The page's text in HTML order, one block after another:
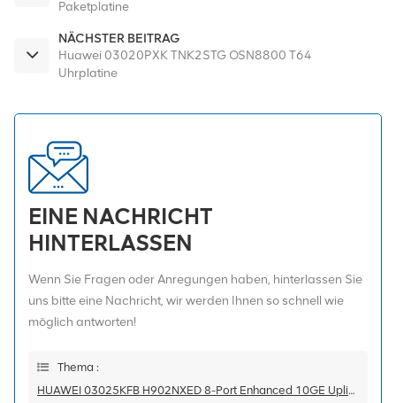
Paketplatine
NÄCHSTER BEITRAG
Huawei 03020PXK TNK2STG OSN8800 T64
Uhrplatine
EINE NACHRICHT
HINTERLASSEN
Wenn Sie Fragen oder Anregungen haben, hinterlassen Sie
uns bitte eine Nachricht, wir werden Ihnen so schnell wie
möglich antworten!
Thema :
HUAWEI 03025KFB H902NXED 8-Port Enhanced 10GE Uplink Interface Board